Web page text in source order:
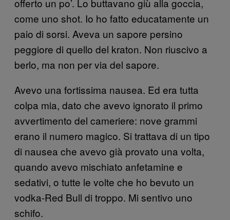
come uno shot. Io ho fatto educatamente un
paio di sorsi. Aveva un sapore persino
peggiore di quello del kraton. Non riuscivo a
berlo, ma non per via del sapore.
Avevo una fortissima nausea. Ed era tutta
colpa mia, dato che avevo ignorato il primo
avvertimento del cameriere: nove grammi
erano il numero magico. Si trattava di un tipo
di nausea che avevo già provato una volta,
quando avevo mischiato anfetamine e
sedativi, o tutte le volte che ho bevuto un
vodka-Red Bull di troppo. Mi sentivo uno
schifo.